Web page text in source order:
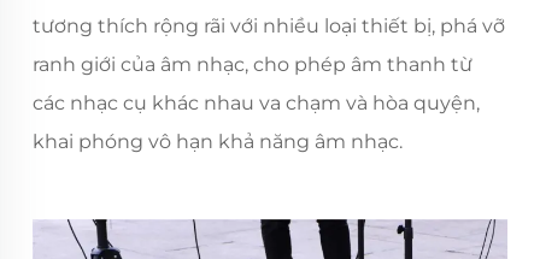
tương thích rộng rãi với nhiều loại thiết bị, phá vỡ
ranh giới của âm nhạc, cho phép âm thanh từ
các nhạc cụ khác nhau va chạm và hòa quyện,
khai phóng vô hạn khả năng âm nhạc.